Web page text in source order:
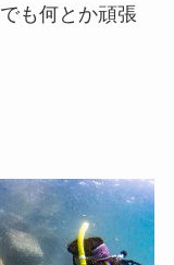
も何とか頑張